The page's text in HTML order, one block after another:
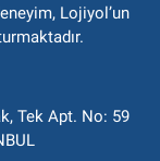
Lojiyol’un
Tek Apt. No: 59